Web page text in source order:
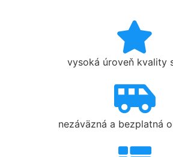
vysoká úroveň kvality
nezáväzná a bezplatná